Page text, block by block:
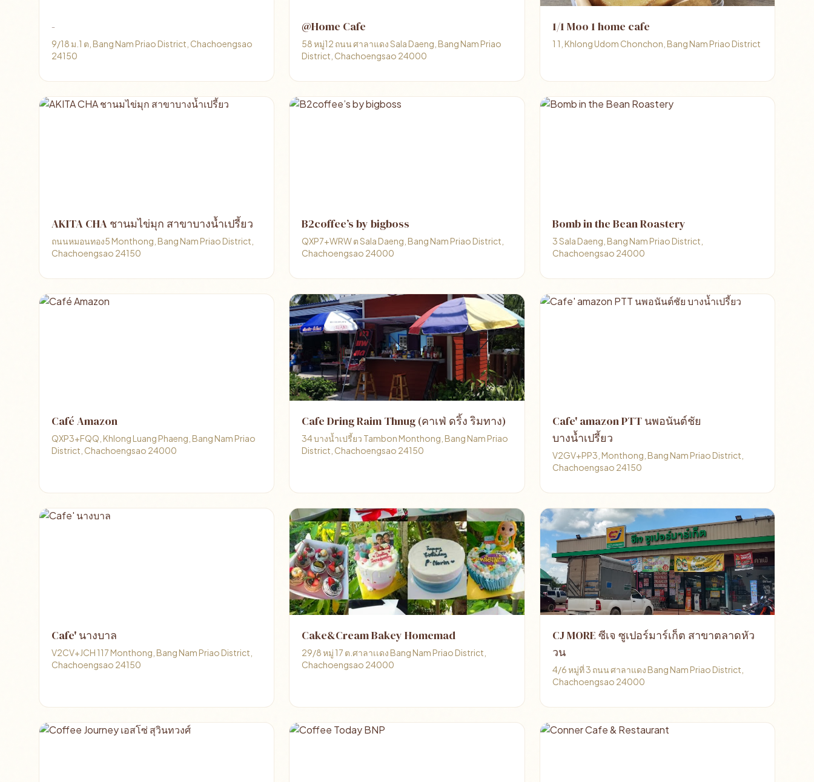
-
9/18 ม.1 ต, Bang Nam Priao District, Chachoengsao
24150
@Home Cafe
58 หมู่12 ถนน ศาลาแดง Sala Daeng, Bang Nam Priao
District, Chachoengsao 24000
1/1 Moo 1 home cafe
1 1, Khlong Udom Chonchon, Bang Nam Priao District
AKITA CHA ชานมไข่มุก สาขาบางน้ำเปรี้ยว
ถนนหมอนทอง5 Monthong, Bang Nam Priao District,
Chachoengsao 24150
B2coffee’s by bigboss ️
QXP7+WRW ต Sala Daeng, Bang Nam Priao District,
Chachoengsao 24000
Bomb in the Bean Roastery
3 Sala Daeng, Bang Nam Priao District,
Chachoengsao 24000
Café Amazon
QXP3+FQQ, Khlong Luang Phaeng, Bang Nam Priao
District, Chachoengsao 24000
Cafe Dring Raim Thnug (คาเฟ่ ดริ้ง ริมทาง)
34 บางน้ำเปรี้ยว Tambon Monthong, Bang Nam Priao
District, Chachoengsao 24150
Cafe' amazon PTT นพอนันต์ชัย
บางน้ำเปรี้ยว
V2GV+PP3, Monthong, Bang Nam Priao District,
Chachoengsao 24150
Cafe' นางบาล
V2CV+JCH 117 Monthong, Bang Nam Priao District,
Chachoengsao 24150
Cake&Cream Bakey Homemad
29/8 หมู่ 17 ต.ศาลาเเดง Bang Nam Priao District,
Chachoengsao 24000
CJ MORE ซีเจ ซูเปอร์มาร์เก็ต สาขาตลาดหัว
วน
4/6 หมู่ที่ 3 ถนน ศาลาแดง Bang Nam Priao District,
Chachoengsao 24000